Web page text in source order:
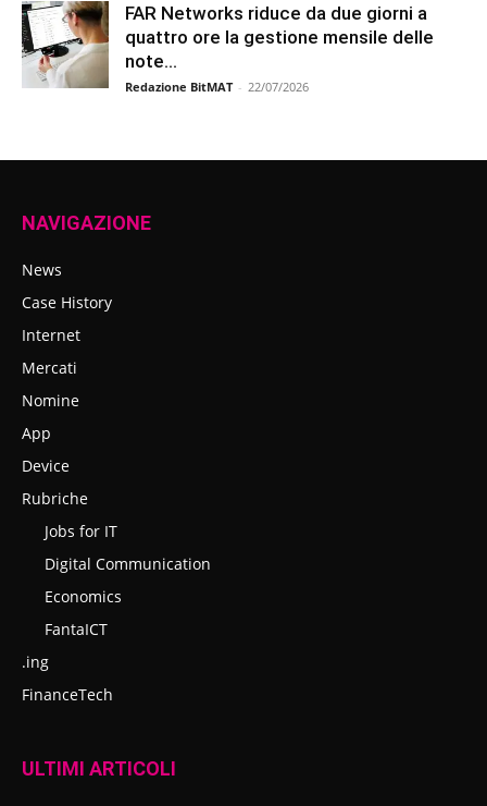
FAR Networks riduce da due giorni a
quattro ore la gestione mensile delle
note...
Redazione BitMAT - 22/07/2026
NAVIGAZIONE
News
Case History
Internet
Mercati
Nomine
App
Device
Rubriche
Jobs for IT
Digital Communication
Economics
FantaICT
.ing
FinanceTech
ULTIMI ARTICOLI